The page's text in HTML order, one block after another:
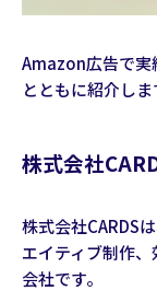
Amazon広告で実
とともに紹介しま
株式会社
株式会社CARDS
エイティブ制作
会社です。